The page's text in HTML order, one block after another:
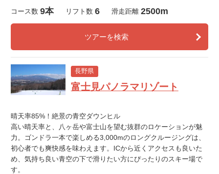
コース数 9本 リフト数 6 滑走距離 2500m
ツアーを検索
長野県
富士見パノラマリゾート
晴天率85%！絶景の青空ダウンヒル
高い晴天率と、八ヶ岳や富士山を望む抜群のロケーションが魅
力。ゴンドラ一本で楽しめる3,000mのロングクルージングは、
初心者でも爽快感を味わえます。ICから近くアクセスも良いた
め、気持ち良い青空の下で滑りたい方にぴったりのスキー場で
す。